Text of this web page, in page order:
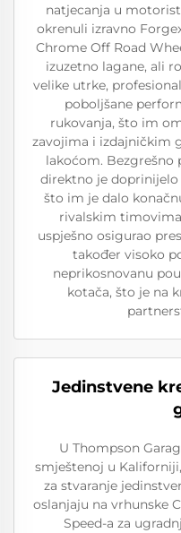
natjecanja u
okrenuli izravno
Chrome Off Road
izuzetno lagane, ali
velike utrke,
poboljšane
rukovanja, što im
zavojima i izdajničkim
lakoćom. Bezgrešno
direktno je
što im je dalo
rivalskim
uspješno osigurao
također visoko
neprikosnovanu
kotača, što je na
Jedinstvene
U Thompson
smještenoj u
za stvaranje
oslanjaju na vrhunske
Speed-a za